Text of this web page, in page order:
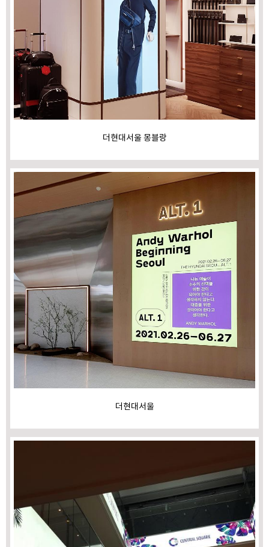
더현대서울 몽블랑
더현대서울